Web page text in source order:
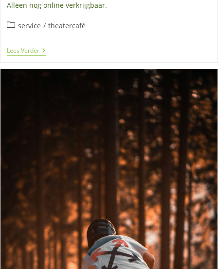
Alleen nog online verkrijgbaar.
Berichtcategorie:
service / theatercafé
Lees VerderMTB
Vignet